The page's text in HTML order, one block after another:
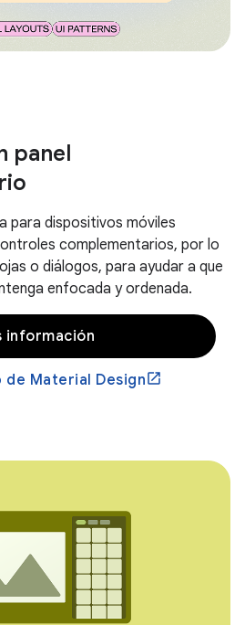
panel
para dispositivos móviles
complementarios, por lo
o diálogos, para ayudar a que
enfocada y ordenada.
información
de Material Design